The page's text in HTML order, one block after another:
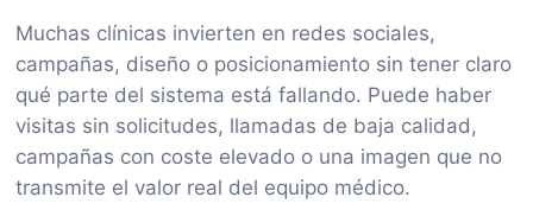
Muchas clínicas invierten en redes sociales,
campañas, diseño o posicionamiento sin tener claro
qué parte del sistema está fallando. Puede haber
visitas sin solicitudes, llamadas de baja calidad,
campañas con coste elevado o una imagen que no
transmite el valor real del equipo médico.